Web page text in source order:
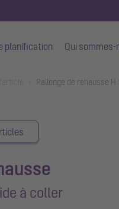
planification Qui sommes-
Rallonge de rehausse
à coller